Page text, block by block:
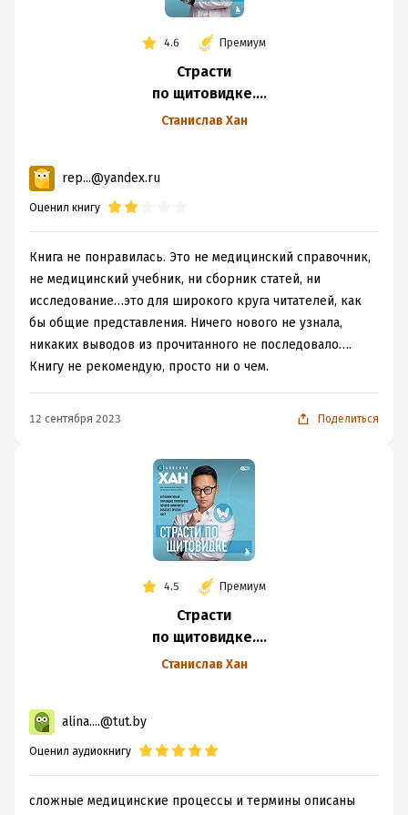
4.6 Премиум
Страсти
по щитовидке.
Аутоиммунный
Станислав Хан
rep...@yandex.ru
Оценил книгу
Книга не понравилась. Это не медицинский справочник,
не медицинский учебник, ни сборник статей, ни
исследование…это для широкого круга читателей, как
бы общие представления. Ничего нового не узнала,
никаких выводов из прочитанного не последовало….
Книгу не рекомендую, просто ни о чем.
12 сентября 2023 Поделиться
4.5 Премиум
Страсти
по щитовидке.
Аутоиммунный
работает
Станислав Хан
alina....@tut.by
Оценил аудиокнигу
сложные медицинские процессы и термины описаны